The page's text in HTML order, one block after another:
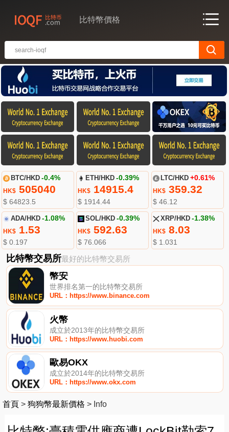
比特幣價格
BTC/HKD -0.4%
HK$505040
$ 64823.5
ETH/HKD -0.39%
HK$ 14915.4
$ 1914.44
LTC/HKD +0.61%
HK$359.32
$ 46.12
ADA/HKD -1.08%
HK$1.53
$ 0.197
SOL/HKD -0.39%
HK$ 592.63
$ 76.066
XRP/HKD -1.38%
HK$8.03
$ 1.031
比特幣交易所最好的比特幣交易所
幣安
世界排名第一的比特幣交易所
URL：https://www.binance.com
火幣
成立於2013年的比特幣交易所
URL：https://www.huobi.com
歐易OKX
成立於2014年的比特幣交易所
URL：https://www.okx.com
首頁 > 狗狗幣最新價格 > Info